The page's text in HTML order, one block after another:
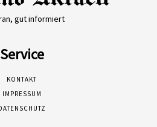
gut informiert
Service
KONTAKT
IMPRESSUM